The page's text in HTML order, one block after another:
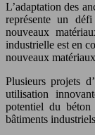
L’adaptation des
représente un
nouveaux
industrielle est en
nouveaux
Plusieurs projets
utilisation
potentiel du
bâtiments